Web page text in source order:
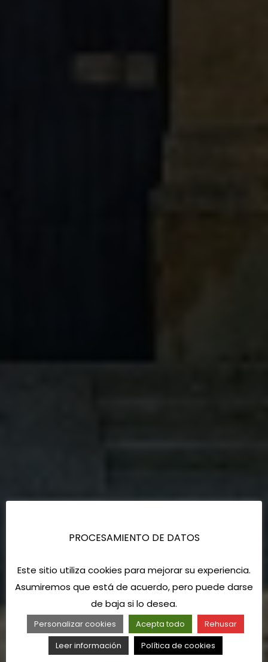
PROCESAMIENTO DE DATOS
Este sitio utiliza cookies para mejorar su experiencia.
Asumiremos que está de acuerdo, pero puede darse
de baja si lo desea.
Personalizar cookies Acepta todo
Rehusar
Leer información
Política de cookies